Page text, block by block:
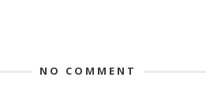
NO COMMENT